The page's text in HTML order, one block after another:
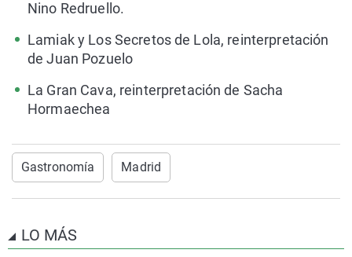
Nino Redruello.
Lamiak y Los Secretos de Lola, reinterpretación
de Juan Pozuelo
La Gran Cava, reinterpretación de Sacha
Hormaechea
Gastronomía Madrid
LO MÁS